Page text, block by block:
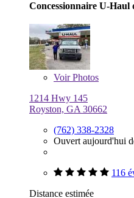
Concessionnaire U-Haul
VoirPhotos
1214 Hwy 145
Royston, GA 30662
(762) 338-2328
Ouvert aujourd'hui
116
Distance estimée